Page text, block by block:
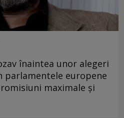
înaintea unor alegeri
parlamentele europene
maximale și